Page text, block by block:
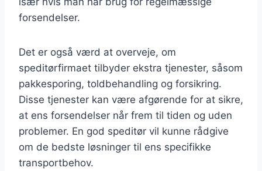
forsendelser.
Det er også værd at overveje, om
speditørfirmaet tilbyder ekstra tjenester, såsom
pakkesporing, toldbehandling og forsikring.
Disse tjenester kan være afgørende for at sikre,
at ens forsendelser når frem til tiden og uden
problemer. En god speditør vil kunne rådgive
om de bedste løsninger til ens specifikke
transportbehov.